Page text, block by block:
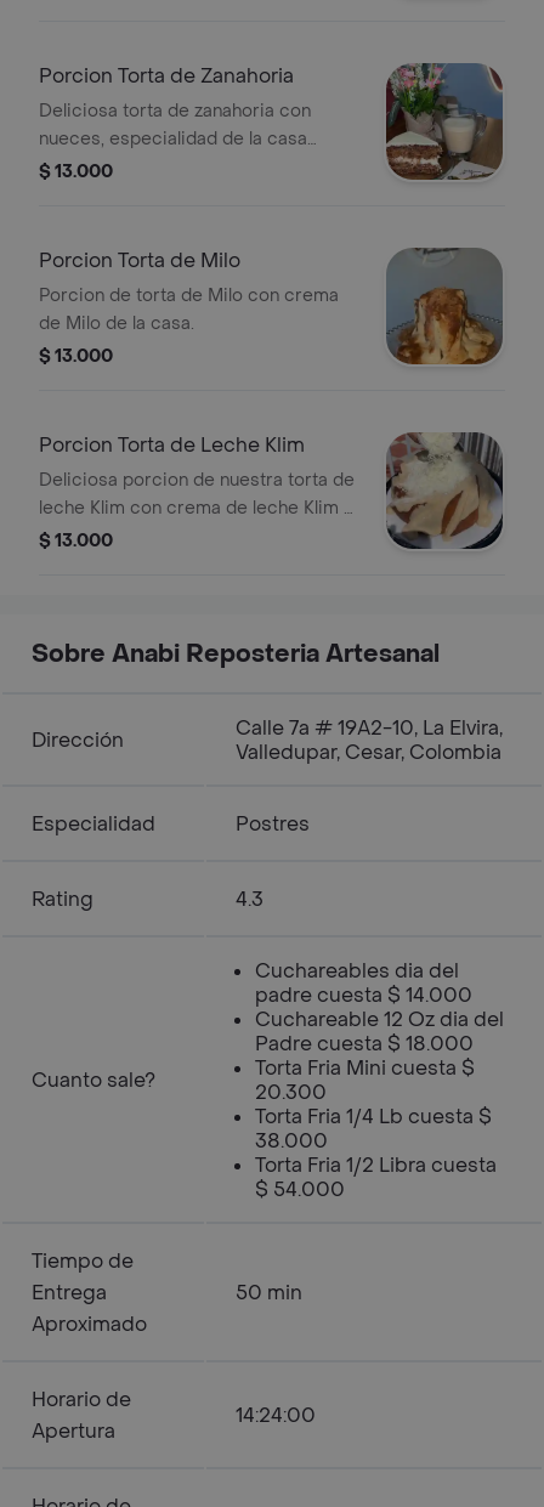
Porcion Torta de Zanahoria
Deliciosa torta de zanahoria con
nueces, especialidad de la casa
rellena y cubierta con frosting de
$ 13.000
Porcion Torta de Milo
Porcion de torta de Milo con crema
de Milo de la casa.
$ 13.000
Porcion Torta de Leche Klim
Deliciosa porcion de nuestra torta de
leche Klim con crema de leche Klim y
topping de leche Klim. Especialidad
$ 13.000
Sobre Anabi Reposteria Artesanal
Dirección
Calle 7a # 19A2-10, La Elvira,
Valledupar, Cesar, Colombia
Especialidad Postres
Rating 4.3
Cuanto sale?
Cuchareables dia del
padre cuesta $ 14.000
Cuchareable 12 Oz dia del
Padre cuesta $ 18.000
Torta Fria Mini cuesta $
20.300
Torta Fria 1/4 Lb cuesta $
38.000
Torta Fria 1/2 Libra cuesta
$ 54.000
Tiempo de
Entrega
Aproximado
50 min
Horario de
Apertura
14:24:00